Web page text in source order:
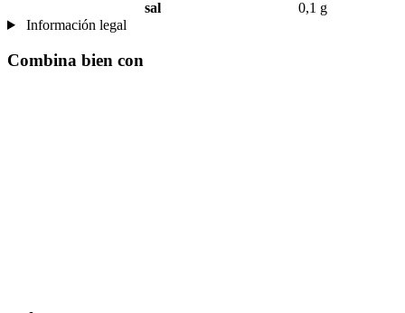
sal
0,1 g
Información legal
Combina bien con